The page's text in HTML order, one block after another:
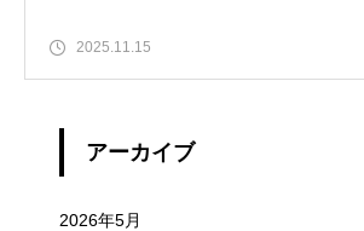
2025.11.15
アーカイブ
2026年5月